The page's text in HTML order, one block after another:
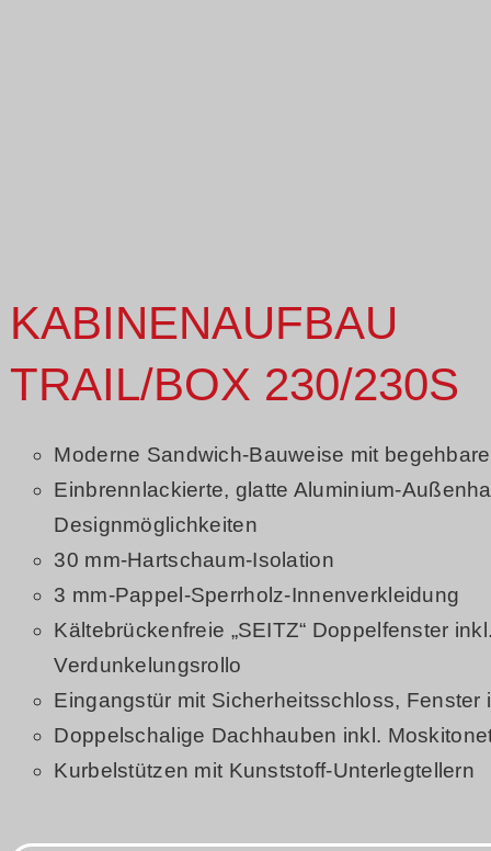
KABINENAUFBAU
TRAIL/BOX 230/230S
Moderne Sandwich-Bauweise mit
Einbrennlackierte, glatte Aluminium-
Designmöglichkeiten
30 mm-Hartschaum-Isolation
3 mm-Pappel-Sperrholz-Innenverkleidung
Kältebrückenfreie „SEITZ“ Doppelfenster
Verdunkelungsrollo
Eingangstür mit Sicherheitsschloss, Fenster
Doppelschalige Dachhauben inkl.
Kurbelstützen mit Kunststoff-Unterlegtellern